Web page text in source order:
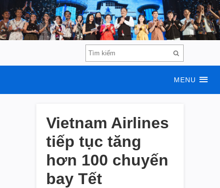
MENU
Vietnam Airlines
tiếp tục tăng
hơn 100 chuyến
bay Tết